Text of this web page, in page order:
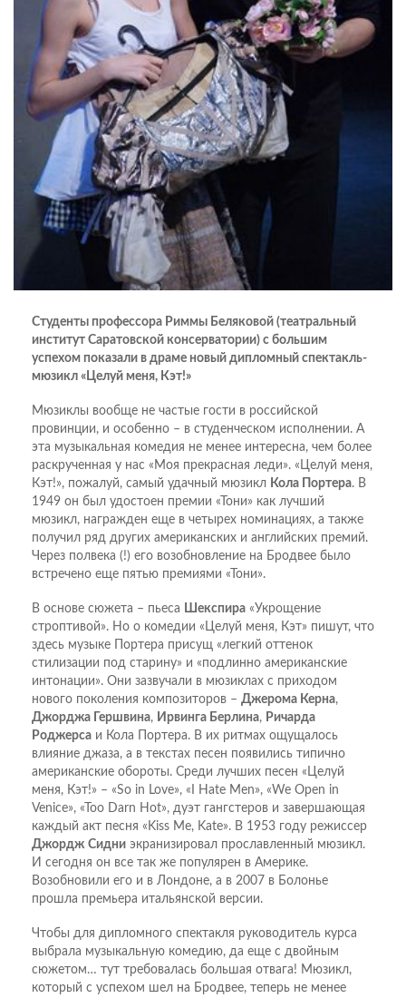
Студенты профессора Риммы Беляковой (театральный
институт Саратовской консерватории) с большим
успехом показали в драме новый дипломный спектакль-
мюзикл «Целуй меня, Кэт!»
Мюзиклы вообще не частые гости в российской
провинции, и особенно – в студенческом исполнении. А
эта музыкальная комедия не менее интересна, чем более
раскрученная у нас «Моя прекрасная леди». «Целуй меня,
Кэт!», пожалуй, самый удачный мюзикл Кола Портера. В
1949 он был удостоен премии «Тони» как лучший
мюзикл, награжден еще в четырех номинациях, а также
получил ряд других американских и английских премий.
Через полвека (!) его возобновление на Бродвее было
встречено еще пятью премиями «Тони».
В основе сюжета – пьеса Шекспира «Укрощение
строптивой». Но о комедии «Целуй меня, Кэт» пишут, что
здесь музыке Портера присущ «легкий оттенок
стилизации под старину» и «подлинно американские
интонации». Они зазвучали в мюзиклах с приходом
нового поколения композиторов – Джерома Керна,
Джорджа Гершвина, Ирвинга Берлина, Ричарда
Роджерса и Кола Портера. В их ритмах ощущалось
влияние джаза, а в текстах песен появились типично
американские обороты. Среди лучших песен «Целуй
меня, Кэт!» – «So in Love», «I Hate Men», «We Open in
Venice», «Too Darn Hot», дуэт гангстеров и завершающая
каждый акт песня «Kiss Me, Kate». В 1953 году режиссер
Джордж Сидни экранизировал прославленный мюзикл.
И сегодня он все так же популярен в Америке.
Возобновили его и в Лондоне, а в 2007 в Болонье
прошла премьера итальянской версии.
Чтобы для дипломного спектакля руководитель курса
выбрала музыкальную комедию, да еще с двойным
сюжетом… тут требовалась большая отвага! Мюзикл,
который с успехом шел на Бродвее, теперь не менее